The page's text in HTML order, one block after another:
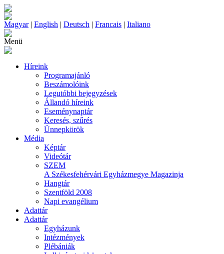
Magyar| English | Deutsch | Francais | Italiano
Menü
Híreink
Programajánló
Beszámolóink
Legutóbbi bejegyzések
Állandó híreink
Eseménynaptár
Keresés, szűrés
Ünnepkörök
Média
Képtár
Videótár
SZEM
A Székesfehérvári Egyházmegye Magazinja
Hangtár
Szentföld 2008
Napi evangélium
Adattár
Adattár
Egyházunk
Intézmények
Plébániák